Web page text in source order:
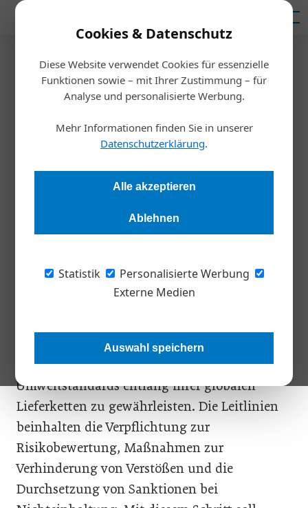
Cookies & Datenschutz
Diese Website verwendet Cookies für essenzielle
Funktionen sowie – mit Ihrer Zustimmung – für
Analyse und personalisierte Werbung.
Mehr Informationen finden Sie in unserer
Datenschutzerklärung.
Alle akzeptieren
Ablehnen
Statistik
Personalisierte Werbung
Externe Medien
Auswahl speichern
Startseite/Meldungen
CS3D-Richtlinie
Lieferkettengesetz:
Auswirkungen für Österreich
Das Lieferkettengesetz birgt bedeutende Folgen für
Verantwortlichkeit entlang der globalen Lieferketten fordert,
um Menschenrechte und Umweltschutz zu gewährleisten.
Unternehmen zur Verantwortung zu ziehen
und die Einhaltung von Menschenrechts- und
Umweltstandards entlang ihrer globalen
Lieferketten zu gewährleisten. Die Leitlinien
beinhalten die Verpflichtung zur
Risikobewertung, Maßnahmen zur
Verhinderung von Verstößen und die
Durchsetzung von Sanktionen bei